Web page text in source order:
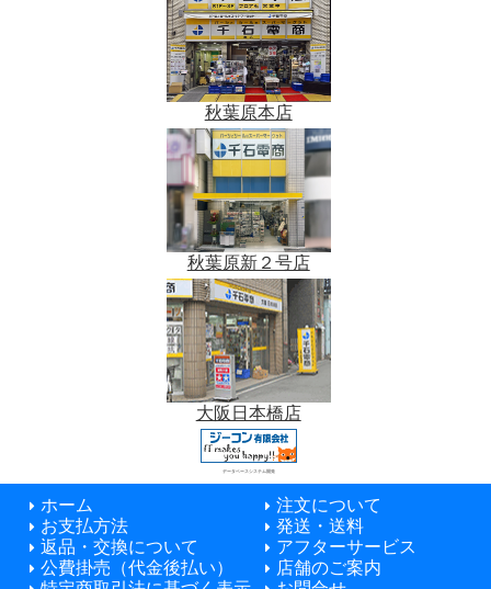
秋葉原本店
秋葉原新２号店
大阪日本橋店
データベースシステム開発
ホーム
注文について
お支払方法
発送・送料
返品・交換について
アフターサービス
公費掛売（代金後払い）
店舗のご案内